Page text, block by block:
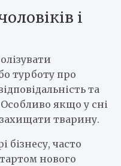
і
турботу про
та
якщо у сні
тварину.
бізнесу, часто
нового